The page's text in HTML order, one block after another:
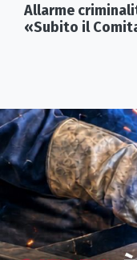
Allarme
«Subito il